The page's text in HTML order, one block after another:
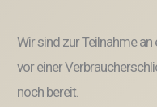
Wir sind zur Teilnahme
vor einer
noch bereit.